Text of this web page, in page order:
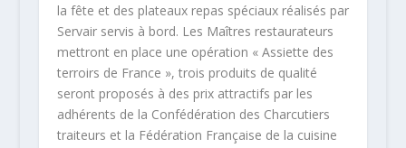
la fête et des plateaux repas spéciaux réalisés par
Servair servis à bord. Les Maîtres restaurateurs
mettront en place une opération « Assiette des
terroirs de France », trois produits de qualité
seront proposés à des prix attractifs par les
adhérents de la Confédération des Charcutiers
traiteurs et la Fédération Française de la cuisine